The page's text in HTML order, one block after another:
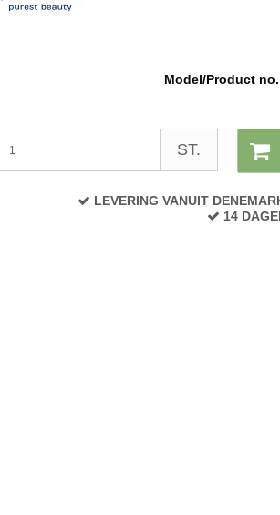
Model/Product
ST.
LEVERING VANUIT
14